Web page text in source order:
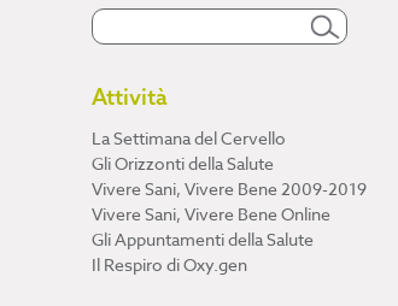
Attività
La Settimana del Cervello
Gli Orizzonti della Salute
Vivere Sani, Vivere Bene 2009-2019
Vivere Sani, Vivere Bene Online
Gli Appuntamenti della Salute
Il Respiro di Oxy.gen